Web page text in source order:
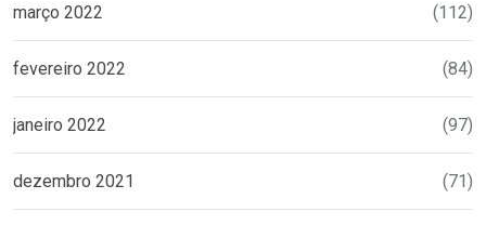
março 2022 (112)
fevereiro 2022 (84)
janeiro 2022 (97)
dezembro 2021 (71)